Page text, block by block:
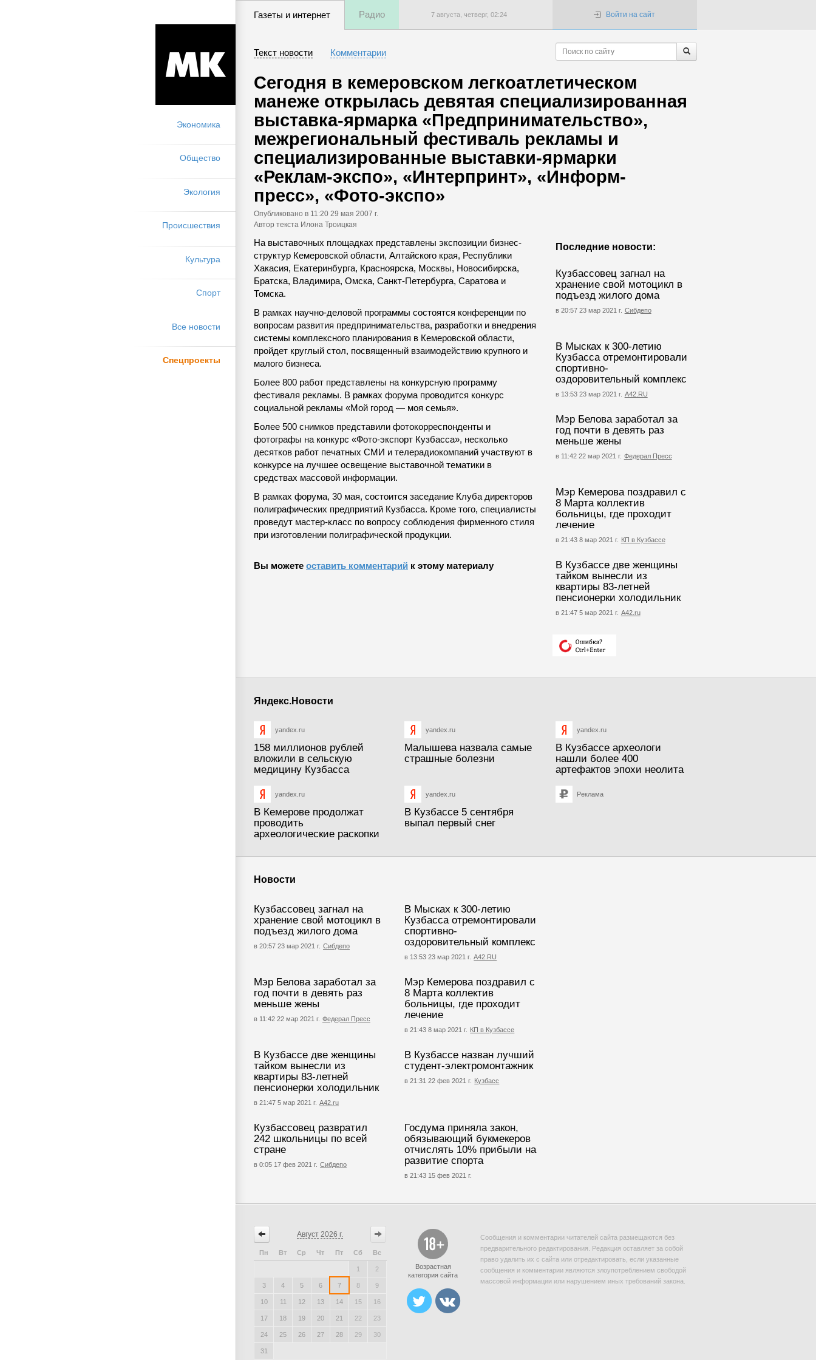
Экономика
Общество
Экология
Происшествия
Культура
Спорт
Все новости
Спецпроекты
Газеты и интернет Радио 7 августа, четверг, 02:24 Войти на сайт
Текст новости Комментарии
Сегодня в кемеровском легкоатлетическом
манеже открылась девятая специализированная
выставка-ярмарка «Предпринимательство»,
межрегиональный фестиваль рекламы и
специализированные выставки-ярмарки
«Реклам-экспо», «Интерпринт», «Информ-
пресс», «Фото-экспо»
Опубликовано в 11:20 29 мая 2007 г.
Автор текста Илона Троицкая
Последние новости:
Кузбассовец загнал на
хранение свой мотоцикл в
подъезд жилого дома
в 20:57 23 мар 2021 г. Сибдепо
В Мысках к 300-летию
Кузбасса отремонтировали
спортивно-
оздоровительный комплекс
в 13:53 23 мар 2021 г. А42.RU
Мэр Белова заработал за
год почти в девять раз
меньше жены
в 11:42 22 мар 2021 г. Федерал Пресс
Мэр Кемерова поздравил с
8 Марта коллектив
больницы, где проходит
лечение
в 21:43 8 мар 2021 г. КП в Кузбассе
В Кузбассе две женщины
тайком вынесли из
квартиры 83-летней
пенсионерки холодильник
в 21:47 5 мар 2021 г. А42.ru
На выставочных площадках представлены экспозиции бизнес-
структур Кемеровской области, Алтайского края, Республики
Хакасия, Екатеринбурга, Красноярска, Москвы, Новосибирска,
Братска, Владимира, Омска, Санкт-Петербурга, Саратова и
Томска.
В рамках научно-деловой программы состоятся конференции по
вопросам развития предпринимательства, разработки и внедрения
системы комплексного планирования в Кемеровской области,
пройдет круглый стол, посвященный взаимодействию крупного и
малого бизнеса.
Более 800 работ представлены на конкурсную программу
фестиваля рекламы. В рамках форума проводится конкурс
социальной рекламы «Мой город — моя семья».
Более 500 снимков представили фотокорреспонденты и
фотографы на конкурс «Фото-экспорт Кузбасса», несколько
десятков работ печатных СМИ и телерадиокомпаний участвуют в
конкурсе на лучшее освещение выставочной тематики в
средствах массовой информации.
В рамках форума, 30 мая, состоится заседание Клуба директоров
полиграфических предприятий Кузбасса. Кроме того, специалисты
проведут мастер-класс по вопросу соблюдения фирменного стиля
при изготовлении полиграфической продукции.
Вы можете оставить комментарий к этому материалу
Яндекс.Новости
yandex.ru
158 миллионов рублей
вложили в сельскую
медицину Кузбасса
yandex.ru
Малышева назвала самые
страшные болезни
yandex.ru
В Кузбассе археологи
нашли более 400
артефактов эпохи неолита
yandex.ru
В Кемерове продолжат
проводить
археологические раскопки
yandex.ru
В Кузбассе 5 сентября
выпал первый снег
Реклама
Новости
Кузбассовец загнал на
хранение свой мотоцикл в
подъезд жилого дома
в 20:57 23 мар 2021 г. Сибдепо
В Мысках к 300-летию
Кузбасса отремонтировали
спортивно-
оздоровительный комплекс
в 13:53 23 мар 2021 г. А42.RU
Мэр Белова заработал за
год почти в девять раз
меньше жены
в 11:42 22 мар 2021 г. Федерал Пресс
Мэр Кемерова поздравил с
8 Марта коллектив
больницы, где проходит
лечение
в 21:43 8 мар 2021 г. КП в Кузбассе
В Кузбассе две женщины
тайком вынесли из
квартиры 83-летней
пенсионерки холодильник
в 21:47 5 мар 2021 г. А42.ru
В Кузбассе назван лучший
студент-электромонтажник
в 21:31 22 фев 2021 г. Кузбасс
Кузбассовец развратил
242 школьницы по всей
стране
в 0:05 17 фев 2021 г. Сибдепо
Госдума приняла закон,
обязывающий букмекеров
отчислять 10% прибыли на
развитие спорта
в 21:43 15 фев 2021 г.
Август 2026 г.
Пн Вт Ср Чт Пт Сб Вс
1 2
3 4 5 6 7 8 9
10 11 12 13 14 15 16
17 18 19 20 21 22 23
24 25 26 27 28 29 30
31
Возрастная
категория сайта
Сообщения и комментарии читателей сайта размещаются без
предварительного редактирования. Редакция оставляет за собой
право удалить их с сайта или отредактировать, если указанные
сообщения и комментарии являются злоупотреблением свободой
массовой информации или нарушением иных требований закона.